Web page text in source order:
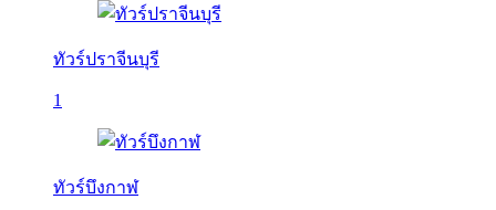
ทัวร์ปราจีนบุรี
1
ทัวร์บึงกาฬ